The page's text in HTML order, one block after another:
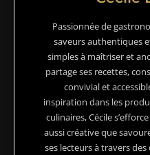
Passionnée de
saveurs authentiques
simples à maîtriser et
partage ses recettes,
convivial et
inspiration dans les
culinaires, Cécile
aussi créative que
ses lecteurs à travers